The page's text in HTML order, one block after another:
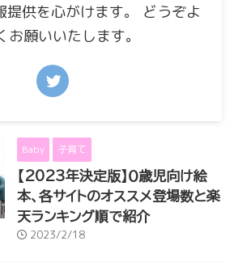
提供を心がけます。 どうぞよ
お願いいたします。
Baby
子育て
【2023年決定版】０歳児向け絵
本、各サイトのオススメ登場数と楽
天ランキング順で紹介
2023/2/18